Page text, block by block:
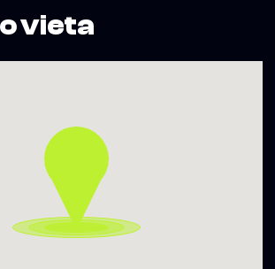
– www.sohoclub.lt
įėjimui – siųsk SMS su tekstu SOHO
+370 699 19092
– www.sohoclub.lt
veiklas iš dalies finansuoja Vilniaus
vieta